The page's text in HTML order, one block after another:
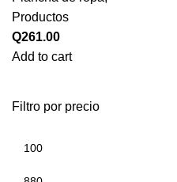
Filtro por precio
Productos
Q261.00
Add to cart